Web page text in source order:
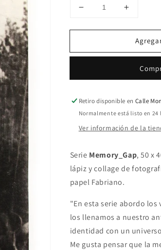
Reducir
para
30
Aumentar
para
30
Retiro disponible en Calle
Normalmente está listo en 24
Ver información de la
Serie Memory_Gap,50 x
lápiz y collage de
papel Fabriano.
"En esta serie abordo los
los llenamos a nuestro
identidad con un
Me gusta pensar que la